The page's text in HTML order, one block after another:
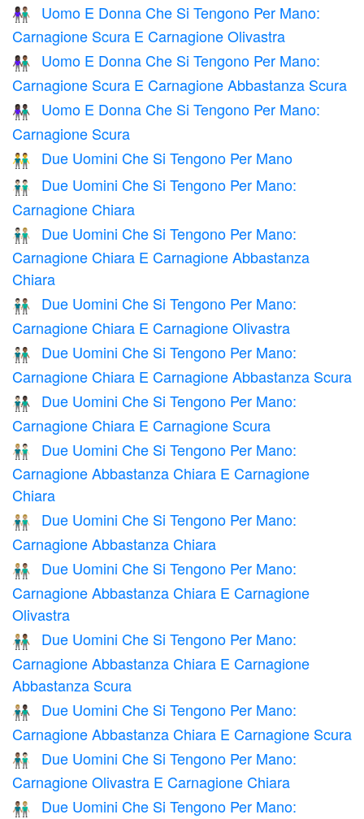
👩🏿‍🤝‍👨🏽
Uomo E Donna Che Si Tengono Per Mano:
Carnagione Scura E Carnagione Olivastra
👩🏿‍🤝‍👨🏾
Uomo E Donna Che Si Tengono Per Mano:
Carnagione Scura E Carnagione Abbastanza Scura
👫🏿
Uomo E Donna Che Si Tengono Per Mano:
Carnagione Scura
👬 Due Uomini Che Si Tengono Per Mano
👬🏻
Due Uomini Che Si Tengono Per Mano:
Carnagione Chiara
👨🏻‍🤝‍👨🏼
Due Uomini Che Si Tengono Per Mano:
Carnagione Chiara E Carnagione Abbastanza
Chiara
👨🏻‍🤝‍👨🏽
Due Uomini Che Si Tengono Per Mano:
Carnagione Chiara E Carnagione Olivastra
👨🏻‍🤝‍👨🏾
Due Uomini Che Si Tengono Per Mano:
Carnagione Chiara E Carnagione Abbastanza Scura
👨🏻‍🤝‍👨🏿
Due Uomini Che Si Tengono Per Mano:
Carnagione Chiara E Carnagione Scura
👨🏼‍🤝‍👨🏻
Due Uomini Che Si Tengono Per Mano:
Carnagione Abbastanza Chiara E Carnagione
Chiara
👬🏼
Due Uomini Che Si Tengono Per Mano:
Carnagione Abbastanza Chiara
👨🏼‍🤝‍👨🏽
Due Uomini Che Si Tengono Per Mano:
Carnagione Abbastanza Chiara E Carnagione
Olivastra
👨🏼‍🤝‍👨🏾
Due Uomini Che Si Tengono Per Mano:
Carnagione Abbastanza Chiara E Carnagione
Abbastanza Scura
👨🏼‍🤝‍👨🏿
Due Uomini Che Si Tengono Per Mano:
Carnagione Abbastanza Chiara E Carnagione Scura
👨🏽‍🤝‍👨🏻
Due Uomini Che Si Tengono Per Mano:
Carnagione Olivastra E Carnagione Chiara
👨🏽‍🤝‍👨🏼
Due Uomini Che Si Tengono Per Mano: